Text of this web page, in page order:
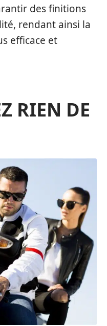
des finitions
rendant ainsi la
efficace et
RIEN DE